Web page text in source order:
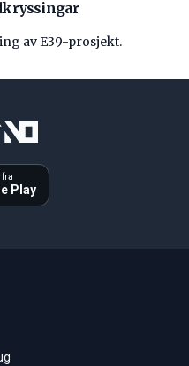
av E39-prosjekt.
fra
Play